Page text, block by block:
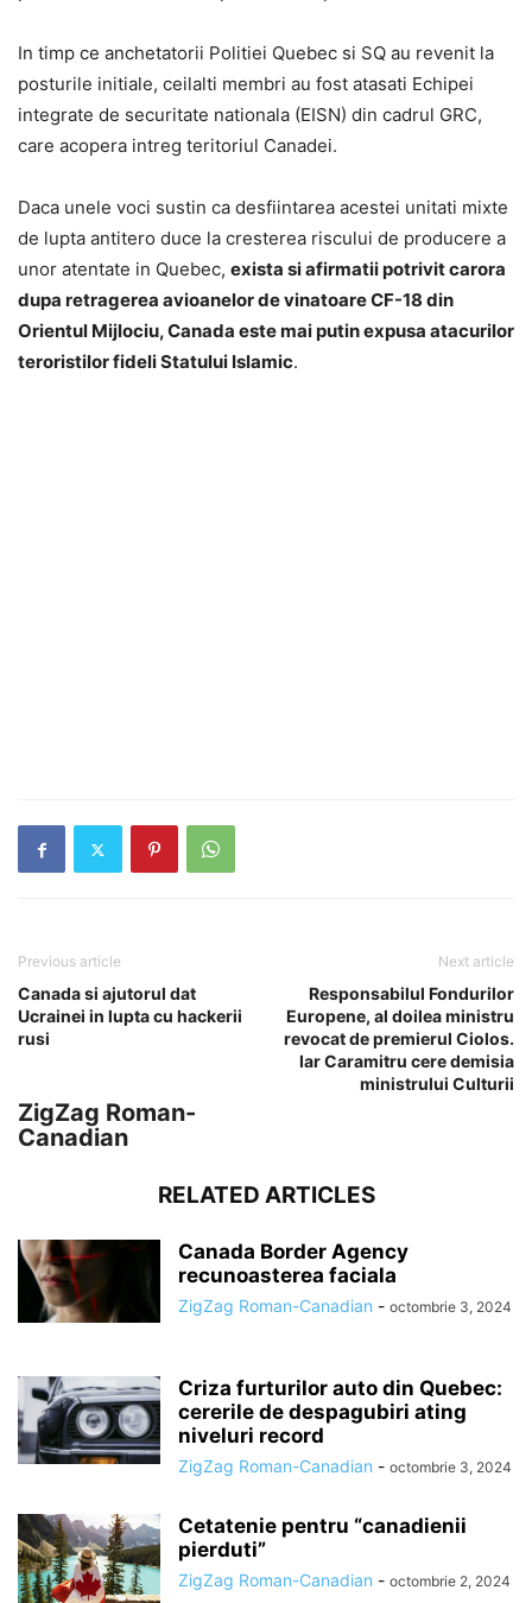
In timp ce anchetatorii Politiei Quebec si SQ au revenit la
posturile initiale, ceilalti membri au fost atasati Echipei
integrate de securitate nationala (EISN) din cadrul GRC,
care acopera intreg teritoriul Canadei.
Daca unele voci sustin ca desfiintarea acestei unitati mixte
de lupta antitero duce la cresterea riscului de producere a
unor atentate in Quebec, exista si afirmatii potrivit carora
dupa retragerea avioanelor de vinatoare CF-18 din
Orientul Mijlociu, Canada este mai putin expusa atacurilor
teroristilor fideli Statului Islamic.
Previous article
Canada si ajutorul dat
Ucrainei in lupta cu hackerii
rusi
Next article
Responsabilul Fondurilor
Europene, al doilea ministru
revocat de premierul Ciolos.
Iar Caramitru cere demisia
ministrului Culturii
ZigZag Roman-
Canadian
RELATED ARTICLES
Canada Border Agency
recunoasterea faciala
ZigZag Roman-Canadian - octombrie 3, 2024
Criza furturilor auto din Quebec:
cererile de despagubiri ating
niveluri record
ZigZag Roman-Canadian - octombrie 3, 2024
Cetatenie pentru “canadienii
pierduti”
ZigZag Roman-Canadian - octombrie 2, 2024